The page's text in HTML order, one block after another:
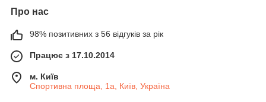
Про нас
98% позитивних з 56 відгуків за рік
Працює з 17.10.2014
м. Київ
Спортивна площа, 1а, Київ, Україна